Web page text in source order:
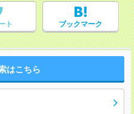
ト ブックマーク
はこちら